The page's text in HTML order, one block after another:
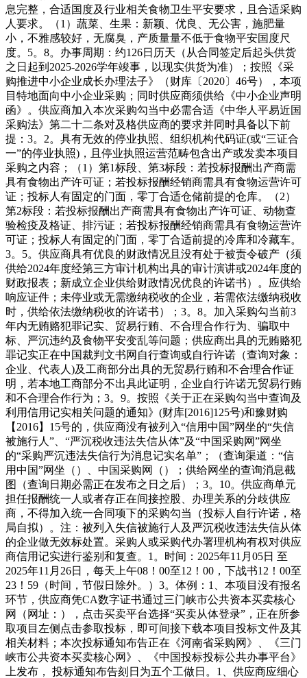
息完整，合适国度及行业相关食物卫生平安要求，且合适采购
人要求。（1）蔬菜、生果：新颖、优良、无公害，施肥量
小，不雅感较好，无腐臭，产质量量不低于食物平安国度尺
度。5。8。办事周期：约126日历天（从合同签定后起头供货
之日起到2025-2026学年竣事，以现实供货为准）；按照《采
购推进中小企业成长办理法子》（财库〔2020〕46号），本项
目特地面向中小企业采购；同时供应商须供给《中小企业声明
函》。供应商加入本次采购勾当中必需合适《中华人平易近国
采购法》第二十二条对及格供应商的要求并同时具备以下前
提：3。2。具有无效的停业执照、组织机构代码证(或“三证合
一”的停业执照)，且停业执照运营范畴包含出产或发卖本项目
采购之内容；（1）第1标段、第3标段：若投标报酬出产商需
具有食物出产许可证；若投标报酬经销商需具有食物运营许可
证；投标人有固定的门面，零丁合适仓储前提的仓库。（2）
第2标段：若投标报酬出产商需具有食物出产许可证、动物查
验检疫及格证、排污证；若投标报酬经销商需具有食物运营许
可证；投标人有固定的门面，零丁合适前提的冷库和冷藏车。
3。5。供应商具有优良的财政情况且没有处于被责令破产（须
供给2024年度经第三方审计机构出具的审计演讲或2024年度的
财政报表；新成立企业供给财政情况优良的许诺书）。应供给
响应证件；未停业或无需缴纳税收的企业，若需依法缴纳税收
时，供给依法缴纳税收的许诺书）；3。8。加入采购勾当前3
年内无贿赂犯罪记实、贸易行贿、不合理合作行为、骗取中
标、严沉违约及食物平安变乱等问题；供应商出具的无贿赂犯
罪记实正在中国裁判文书网自行查询或自行许诺（查询对象：
企业、代表人)及工商部分出具的无贸易行贿和不合理合作证
明，若本地工商部分不出具此证明，企业自行许诺无贸易行贿
和不合理合作行为；3。9。按照《关于正在采购勾当中查询及
利用信用记实相关问题的通知》(财库[2016]125号)和豫财购
【2016】15号的，供应商没有被列入“信用中国”网坐的“失信
被施行人”、“严沉税收违法失信从体”及“中国采购网”网坐
的“采购严沉违法失信行为消息记实名单”；（查询渠道：“信
用中国”网坐（）、中国采购网（）；供给网坐的查询消息截
图（查询日期必需正在发布之日之后）；3。10。供应商单元
担任报酬统一人或者存正在间接控股、办理关系的分歧供应
商，不得加入统一合同项下的采购勾当（投标人自行许诺，格
局自拟）。注：被列入失信被施行人及严沉税收违法失信从体
的企业做无效标处置。采购人或采购代办署理机构有权对供应
商信用记实进行鉴别和复查。1。时间：2025年11月05日 至
2025年11月26日，每天上午08！00至12！00，下战书12！00至
23！59（时间，节假日除外。）3。体例：1、本项目没有报名
环节，供应商凭CA数字证书通过三门峡市公共资本买卖核心
网（网址：），点击买卖平台选择“买卖从体登录”，正在所参
取项目左侧点击参取投标，即可间接下载本项目投标文件及其
相关材料；本次投标通知布告正在《河南省采购网》、《三门
峡市公共资本买卖核心网》、《中国投标投标公共办事平台》
上发布， 投标通知布告刻日为五个工做日。1、供应商应细心